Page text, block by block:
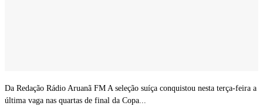
Da Redação Rádio Aruanã FM A seleção suíça conquistou nesta terça-feira a
última vaga nas quartas de final da Copa...